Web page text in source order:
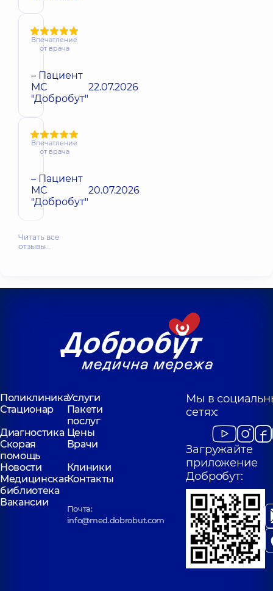
Впечатление
от врача
– Пациент
МС
"Добробут"
22.07.2026
Впечатление
от врача
– Пациент
МС
"Добробут"
20.07.2026
Читать все
отзывы…
ПоликлиникаУслуги
Стационар
Пакети
послуг
Диагностика Цены
Скорая
помощь
Врачи
Новости
Клиники
Медицинская
библиотека
Контакты
Вакансии
Почта:
info@med.dobrobut.com
Мы в
сетях:
Загружайте
приложение
Добробут: